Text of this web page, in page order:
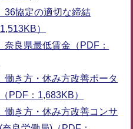
36協定の適切な締結
）
奈良県最低賃金（PDF：
働き方・休み方改善ポータ
PDF：1,683KB）
働き方・休み方改善コンサ